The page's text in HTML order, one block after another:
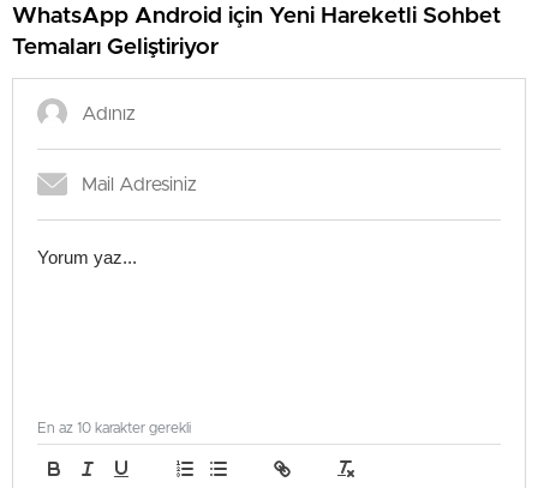
WhatsApp Android için Yeni Hareketli Sohbet
Temaları Geliştiriyor
En az 10 karakter gerekli